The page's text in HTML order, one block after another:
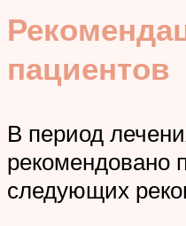
пациентов
В период
рекомендовано
следующих